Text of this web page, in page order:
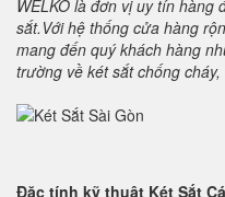
WELKO là đơn vị uy tín
sắt.Với hệ thống cửa hàng
mang đến quý khách hàng
trường về két sắt chống
Đặc tính kỹ thuật Két Sắt